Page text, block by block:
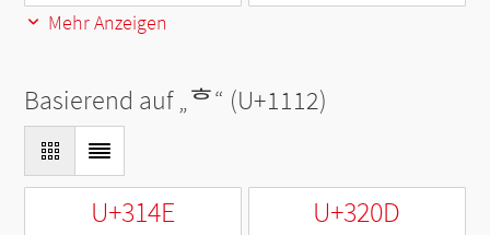
Mehr Anzeigen
Basierend auf „ᄒ“ (U+1112)
U+314E U+320D